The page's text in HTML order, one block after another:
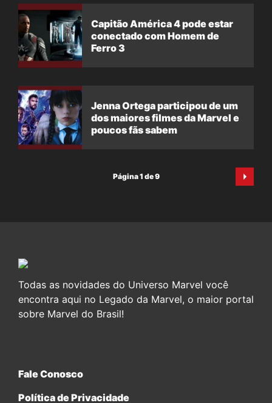
Capitão América 4 pode estar
conectado com Homem de
Ferro 3
Jenna Ortega participou de um
dos maiores filmes da Marvel e
poucos fãs sabem
Página 1 de 9
Todas as novidades do Universo Marvel você
encontra aqui no Legado da Marvel, o maior portal
sobre Marvel do Brasil!
Fale Conosco
Política de Privacidade